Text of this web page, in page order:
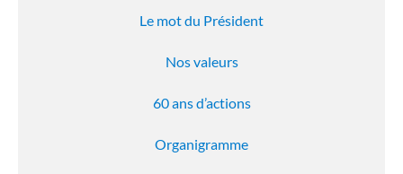
Le mot du Président
Nos valeurs
60 ans d’actions
Organigramme